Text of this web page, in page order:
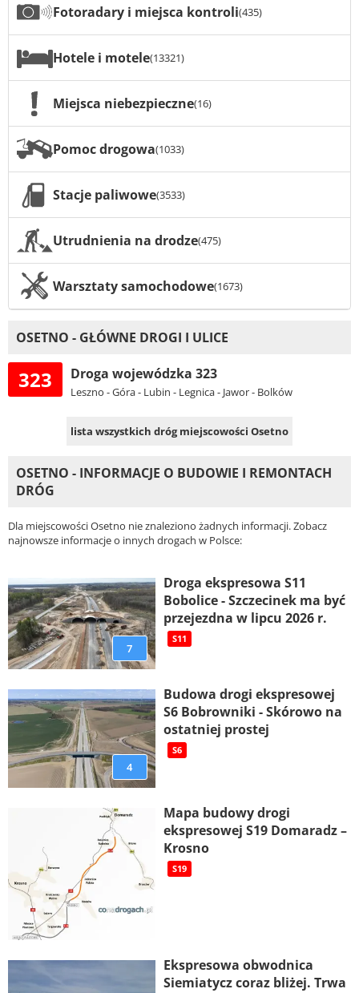
Fotoradary i miejsca kontroli(435)
Hotele i motele(13321)
Miejsca niebezpieczne(16)
Pomoc drogowa(1033)
Stacje paliwowe(3533)
Utrudnienia na drodze(475)
Warsztaty samochodowe(1673)
OSETNO - GŁÓWNE DROGI I ULICE
323 Droga wojewódzka 323
Leszno - Góra - Lubin - Legnica - Jawor - Bolków
lista wszystkich dróg miejscowości Osetno
OSETNO - INFORMACJE O BUDOWIE I REMONTACH
DRÓG
Dla miejscowości Osetno nie znaleziono żadnych informacji. Zobacz
najnowsze informacje o innych drogach w Polsce:
7
Droga ekspresowa S11
Bobolice - Szczecinek ma być
przejezdna w lipcu 2026 r.
S11
4
Budowa drogi ekspresowej
S6 Bobrowniki - Skórowo na
ostatniej prostej
S6
Mapa budowy drogi
ekspresowej S19 Domaradz –
Krosno
S19
Ekspresowa obwodnica
Siemiatycz coraz bliżej. Trwa